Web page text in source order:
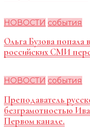
НОВОСТИ события
Ольга Бузова
российских СМИ
НОВОСТИ события
Преподаватель
безграмотностью
Первом канале.